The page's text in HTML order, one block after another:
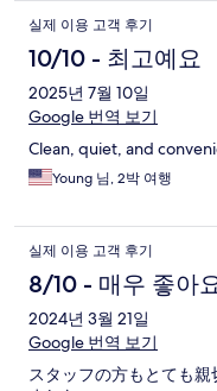
실제 이용 고객 후기
10/10 - 최고예요
2025년 7월 10일
Google 번역 보기
Clean, quiet, and
Young 님, 2박 여행
실제 이용 고객 후기
8/10 - 매우 좋아
2024년 3월 21일
Google 번역 보기
スタッフの方もとても